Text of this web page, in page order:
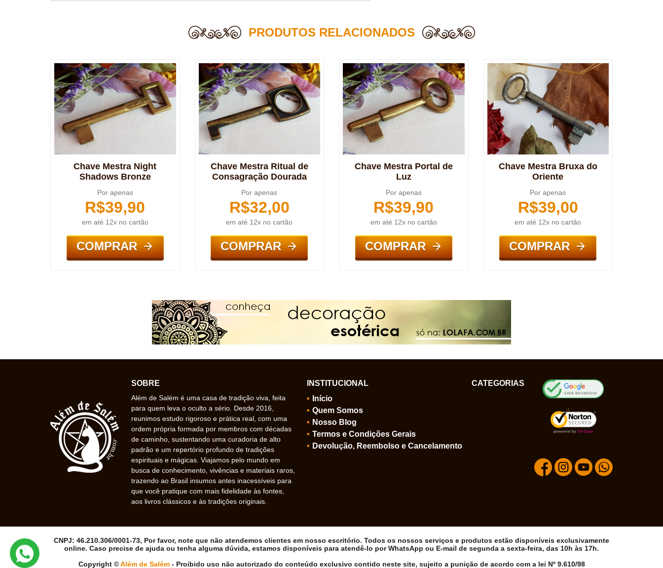
PRODUTOS RELACIONADOS
Chave Mestra Night
Shadows Bronze
Por apenas
R$39,90
em até 12x no cartão
COMPRAR
Chave Mestra Ritual de
Consagração Dourada
Por apenas
R$32,00
em até 12x no cartão
COMPRAR
Chave Mestra Portal de
Luz
Por apenas
R$39,90
em até 12x no cartão
COMPRAR
Chave Mestra Bruxa do
Oriente
Por apenas
R$39,00
em até 12x no cartão
COMPRAR
SOBRE
Além de Salém é uma casa de tradição viva, feita
para quem leva o oculto a sério. Desde 2016,
reunimos estudo rigoroso e prática real, com uma
ordem própria formada por membros com décadas
de caminho, sustentando uma curadoria de alto
padrão e um repertório profundo de tradições
espirituais e mágicas. Viajamos pelo mundo em
busca de conhecimento, vivências e materiais raros,
trazendo ao Brasil insumos antes inacessíveis para
que você pratique com mais fidelidade às fontes,
aos livros clássicos e às tradições originais.
INSTITUCIONAL
Início
Quem Somos
Nosso Blog
Termos e Condições Gerais
Devolução, Reembolso e Cancelamento
CATEGORIAS
CNPJ: 46.210.306/0001-73, Por favor, note que não atendemos clientes em nosso escritório. Todos os nossos serviços e produtos estão disponíveis exclusivamente
online. Caso precise de ajuda ou tenha alguma dúvida, estamos disponíveis para atendê-lo por WhatsApp ou E-mail de segunda a sexta-feira, das 10h às 17h.
Copyright ©Além de Salém- Proibido uso não autorizado do conteúdo exclusivo contido neste site, sujeito a punição de acordo com a lei Nº 9.610/98